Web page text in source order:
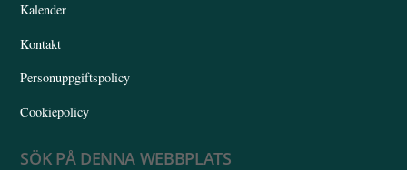
Kalender
Kontakt
Personuppgiftspolicy
Cookiepolicy
SÖK PÅ DENNA WEBBPLATS